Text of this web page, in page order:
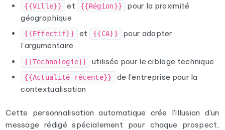
{{Ville}} et {{Région}}
pour la proximité
géographique
{{Effectif}} et {{CA}}
pour adapter
l'argumentaire
{{Technologie}} utilisée pour le ciblage technique
{{Actualité récente}}
de l'entreprise pour la
contextualisation
Cette personnalisation automatique crée l'illusion d'un
message rédigé spécialement pour chaque prospect,